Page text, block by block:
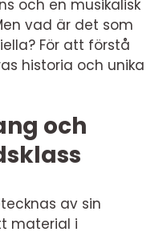
och en musikalisk
vad är det som
För att förstå
historia och unika
och
av sin
material i